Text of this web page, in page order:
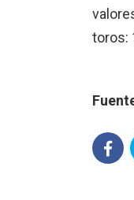
toros: